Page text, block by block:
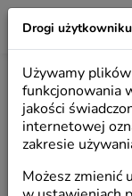
LILIO
Drogi
Używamy
funkcjonowania
jakości
internetowej
zakresie
Możesz zmienić